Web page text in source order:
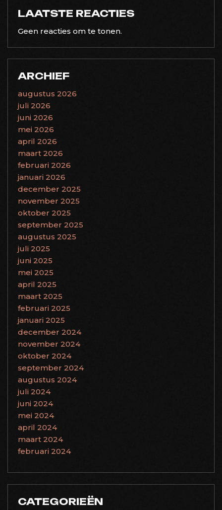
LAATSTE REACTIES
Geen reacties om te tonen.
ARCHIEF
augustus 2026
juli 2026
juni 2026
mei 2026
april 2026
maart 2026
februari 2026
januari 2026
december 2025
november 2025
oktober 2025
september 2025
augustus 2025
juli 2025
juni 2025
mei 2025
april 2025
maart 2025
februari 2025
januari 2025
december 2024
november 2024
oktober 2024
september 2024
augustus 2024
juli 2024
juni 2024
mei 2024
april 2024
maart 2024
februari 2024
CATEGORIEËN